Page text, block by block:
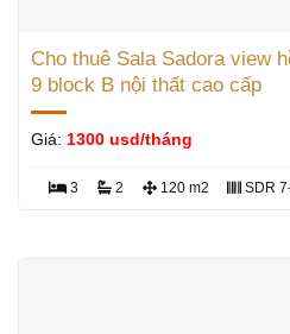
Cho thuê Sala Sadora view
9 block B nội thất cao cấp
Giá: 1300 usd/tháng
3 2 120 m2 SDR